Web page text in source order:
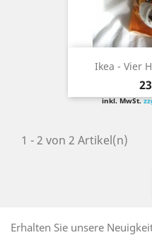
Ikea - Vier
inkl. MwSt.
1 - 2 von 2 Artikel(n)
Erhalten Sie unsere